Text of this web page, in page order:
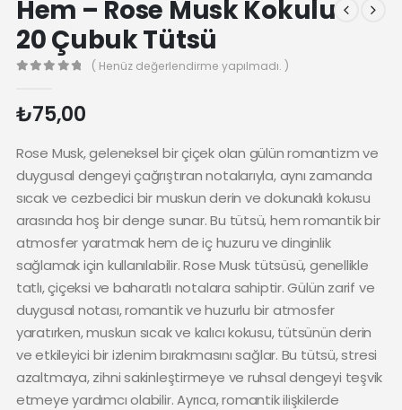
Hem – Rose Musk Kokulu
20 Çubuk Tütsü
( Henüz değerlendirme yapılmadı. )
₺75,00
Rose Musk, geleneksel bir çiçek olan gülün romantizm ve
duygusal dengeyi çağrıştıran notalarıyla, aynı zamanda
sıcak ve cezbedici bir muskun derin ve dokunaklı kokusu
arasında hoş bir denge sunar. Bu tütsü, hem romantik bir
atmosfer yaratmak hem de iç huzuru ve dinginlik
sağlamak için kullanılabilir. Rose Musk tütsüsü, genellikle
tatlı, çiçeksi ve baharatlı notalara sahiptir. Gülün zarif ve
duygusal notası, romantik ve huzurlu bir atmosfer
yaratırken, muskun sıcak ve kalıcı kokusu, tütsünün derin
ve etkileyici bir izlenim bırakmasını sağlar. Bu tütsü, stresi
azaltmaya, zihni sakinleştirmeye ve ruhsal dengeyi teşvik
etmeye yardımcı olabilir. Ayrıca, romantik ilişkilerde